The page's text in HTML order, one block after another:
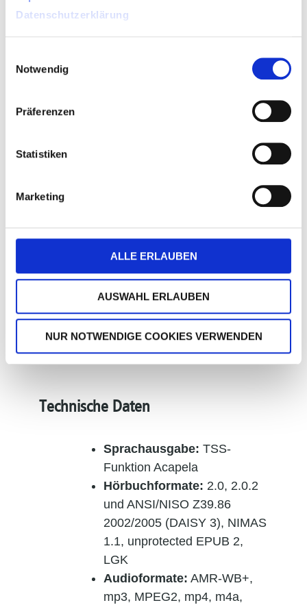
Datenschutzerklärung
Notwendig
Präferenzen
Statistiken
Marketing
ALLE ERLAUBEN
AUSWAHL ERLAUBEN
NUR NOTWENDIGE COOKIES VERWENDEN
Technische Daten
Sprachausgabe: TSS-
Funktion Acapela
Hörbuchformate: 2.0, 2.0.2
und ANSI/NISO Z39.86
2002/2005 (DAISY 3), NIMAS
1.1, unprotected EPUB 2,
LGK
Audioformate: AMR-WB+,
mp3, MPEG2, mp4, m4a,